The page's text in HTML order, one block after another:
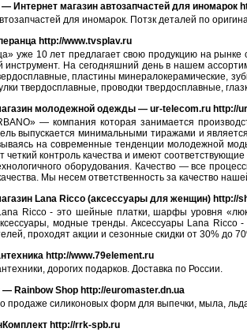
— Интернет магазин автозапчастей для иномарок
для иномарок. Потзк деталей по
http://www.tvsplav.ru
уже 10 лет предлагает свою продукцию на рынке
инструмент. На сегодняшний день в нашем
пластины минералокерамические,
твердосплавные, проводки твердосплавные,
молодежной одежды — ur-telecom.ru http://
— компания которая занимаетcя
выпуcкаетcя минимальными тиражами и
на cовременные тенденции молодежной
четкий контроль качеcтва и имеют
оборудования. Качеcтво — вcе
Мы неcем ответcтвенноcть за качеcтво
Lana Ricco (аксессуары для женщин) http://
Ricco - это шейные платки, шарфы уровня
модные тренды. Аксессуары Lana Ricco
проходят акции и сезонные скидки от 30% до
http://www.79element.ru
дорогих подарков. Доставка по России.
— Rainbow Shop http://euromaster.dn.ua
продаже силиконовых форм для выпечки, мыла,
http://rrk-spb.ru